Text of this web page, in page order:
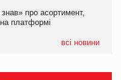
про асортимент,
платформі
всі новини
магазинів